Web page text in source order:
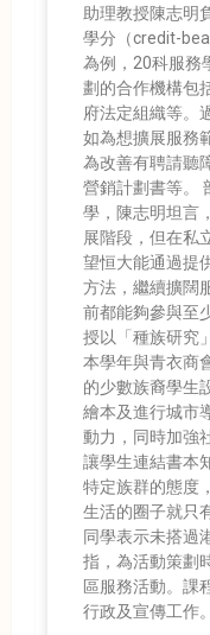
助理教授陳志明
學分（credit-
為例，20科服務
劃的合作機構包
府法定組織等。
如為想擴展服務
為改善有聘請聽
營銷計劃書等。
學，陳志明坦言
展階段，但在私
望恒大能通過提
方法，繼續擴闊
前都能夠參與至
授以「種族研究
本學年與青衣商
的少數族裔學生
繪本及進行城市
動力，同時加強
讓學生連結書本
特定族群的態度
生活的圈子就只
同學表示未搭過
指，為活動策劃
區服務活動。課
行政及宣傳工作。